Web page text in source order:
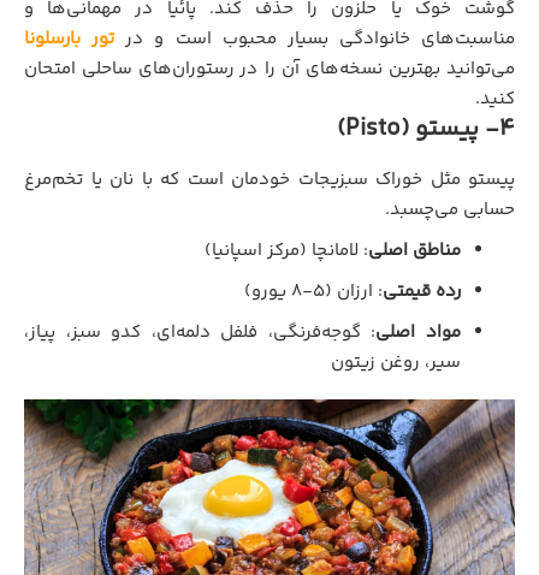
گوشت خوک یا حلزون را حذف کند. پائیا در مهمانی‌ها و
مناسبت‌های خانوادگی بسیار محبوب است و درتور بارسلونا
می‌توانید بهترین نسخه‌های آن را در رستوران‌های ساحلی امتحان
کنید.
4- پیستو (Pisto)
پیستو مثل خوراک سبزیجات خودمان است که با نان یا تخم‌مرغ
حسابی می‌چسبد.
مناطق اصلی: لامانچا (مرکز اسپانیا)
رده قیمتی: ارزان (۵-۸ یورو)
مواد اصلی: گوجه‌فرنگی، فلفل دلمه‌ای، کدو سبز، پیاز،
سیر، روغن زیتون